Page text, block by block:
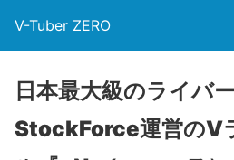
V-Tuber ZERO
日本最大級のライバ
StockForce運営のV